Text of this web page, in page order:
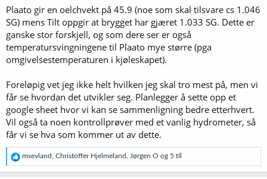
Plaato gir en oelchvekt på 45.9 (noe som skal tilsvare cs 1.046
SG) mens Tilt oppgir at brygget har gjæret 1.033 SG. Dette er
ganske stor forskjell, og som dere ser er også
temperatursvingningene til Plaato mye større (pga
omgivelsestemperaturen i kjøleskapet).
Foreløpig vet jeg ikke helt hvilken jeg skal tro mest på, men vi
får se hvordan det utvikler seg. Planlegger å sette opp et
google sheet hvor vi kan se sammenligning bedre etterhvert.
Vil også ta noen kontrollprøver med et vanlig hydrometer, så
får vi se hva som kommer ut av dette.
R
e
a
msevland Christoffer Hjelmeland Jørgen O og 5 til